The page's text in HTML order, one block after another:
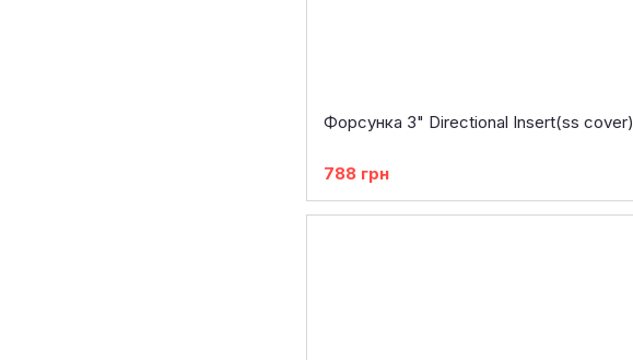
Форсунка 3" Directional Insert(ss cover)
788 грн